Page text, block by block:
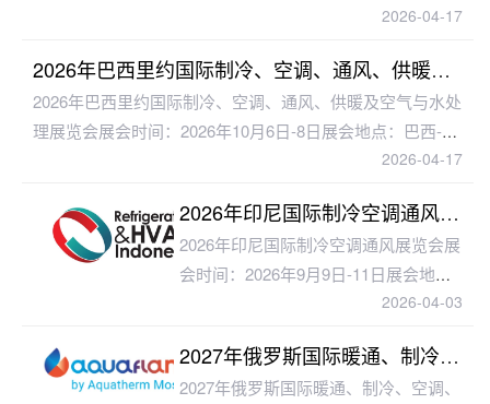
点：德国纽伦堡会展中心主办单位：
围：
2026-04-17
2026年巴西里约国际制冷、空调、通风、供暖及空气与水处理展览会
2026年巴西里约国际制冷、空调、通风、供暖及空气与水处
理展览会展会时间：2026年10月6日-8日展会地点：巴西-里
2026-04-17
2026年印尼国际制冷空调通风展览会
2026年印尼国际制冷空调通风展览会展
会时间：2026年9月9日-11日展会地
点：NICE国际会展中心主办单位：PPI
围：空调设
2026-04-03
2027年俄罗斯国际暖通、制冷、空调、卫浴及泳池设备展览会
2027年俄罗斯国际暖通、制冷、空调、